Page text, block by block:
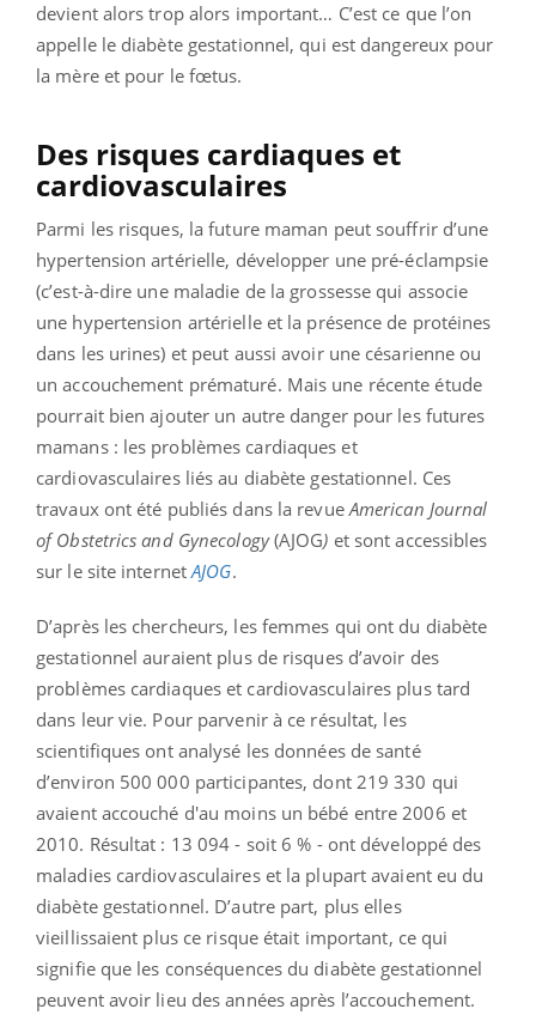
devient alors trop alors important… C’est ce que l’on
appelle le diabète gestationnel, qui est dangereux pour
la mère et pour le fœtus.
Des risques cardiaques et
cardiovasculaires
Parmi les risques, la future maman peut souffrir d’une
hypertension artérielle, développer une pré-éclampsie
(c’est-à-dire une maladie de la grossesse qui associe
une hypertension artérielle et la présence de protéines
dans les urines) et peut aussi avoir une césarienne ou
un accouchement prématuré. Mais une récente étude
pourrait bien ajouter un autre danger pour les futures
mamans : les problèmes cardiaques et
cardiovasculaires liés au diabète gestationnel. Ces
travaux ont été publiés dans la revueAmerican Journal
of Obstetrics and Gynecology(AJOG) et sont accessibles
sur le site internetAJOG.
D’après les chercheurs, les femmes qui ont du diabète
gestationnel auraient plus de risques d’avoir des
problèmes cardiaques et cardiovasculaires plus tard
dans leur vie. Pour parvenir à ce résultat, les
scientifiques ont analysé les données de santé
d’environ 500 000 participantes, dont 219 330 qui
avaient accouché d'au moins un bébé entre 2006 et
2010. Résultat : 13 094 - soit 6 % - ont développé des
maladies cardiovasculaires et la plupart avaient eu du
diabète gestationnel. D’autre part, plus elles
vieillissaient plus ce risque était important, ce qui
signifie que les conséquences du diabète gestationnel
peuvent avoir lieu des années après l’accouchement.